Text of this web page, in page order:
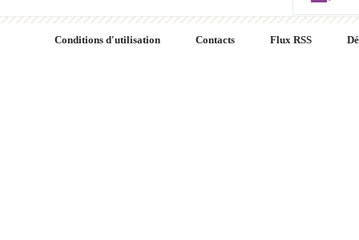
Conditions d'utilisation Contacts Flux RSS